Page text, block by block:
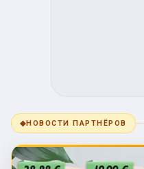
◆НОВОСТИ ПАРТНЁРОВ